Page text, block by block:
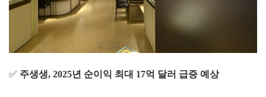
✅ 주생생, 2025년 순이익 최대 17억 달러 급증 예상